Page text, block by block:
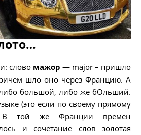
слово мажор — major – пришло
шло оно через Францию. А
либо большой, либо же бОльший.
(это если по своему прямому
В той же Франции времен
и сочетание слов золотая